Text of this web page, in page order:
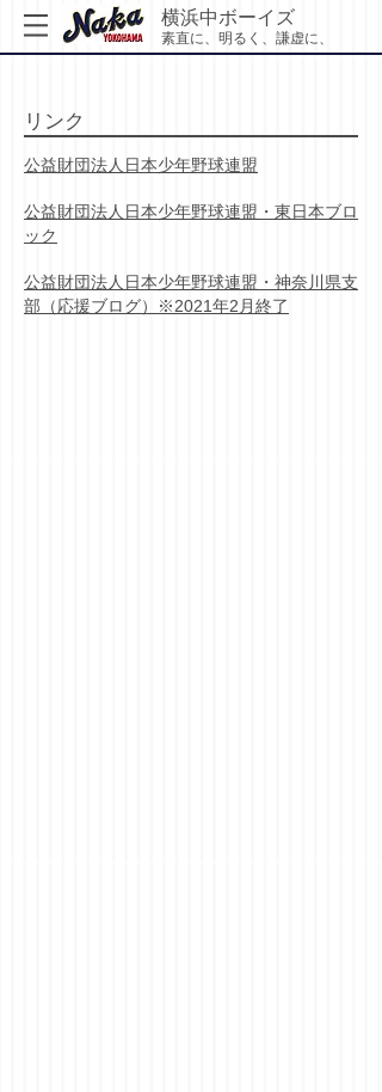
横浜中ボーイズ
素直に、明るく、謙虚に、
リンク
公益財団法人日本少年野球連盟
公益財団法人日本少年野球連盟・東日本ブロ
ック
公益財団法人日本少年野球連盟・神奈川県支
部（応援ブログ）※2021年2月終了